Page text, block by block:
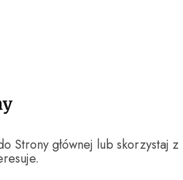
Strony głównej lub skorzystaj z